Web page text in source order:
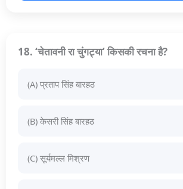
18. ‘चेतावनी रा चुंगट्या’ किसकी रचना है?
(A) प्रताप सिंह बारहठ
(B) केसरी सिंह बारहठ
(C) सूर्यमल्ल मिश्रण